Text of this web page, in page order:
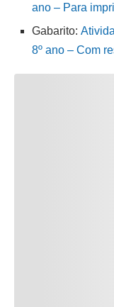
ano – Para
Gabarito:
8º ano – Com